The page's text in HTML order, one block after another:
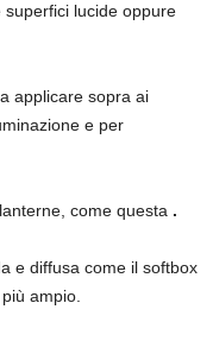
lucide oppure
applicare sopra ai
e per
come questa .
e diffusa come il softbox
ampio.